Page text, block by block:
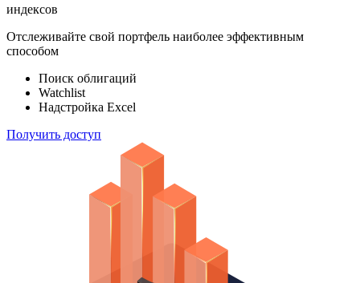
индексов
Отслеживайте свой портфель наиболее эффективным
способом
Поиск облигаций
Watchlist
Надстройка Excel
Получить доступ